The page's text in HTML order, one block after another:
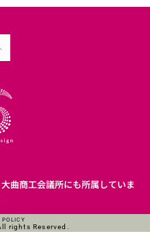
曲商工会議所にも所属していま
POLICY
rights Reserved.